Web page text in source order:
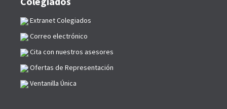
Extranet Colegiados
Correo electrónico
Cita con nuestros asesores
Ofertas de Representación
Ventanilla Única